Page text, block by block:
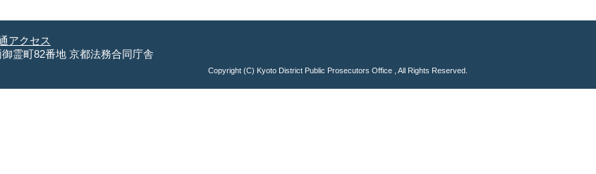
アクセス
霊町82番地 京都法務合同庁舎
Copyright (C) Kyoto District Public Prosecutors Office , All Rights Reserved.